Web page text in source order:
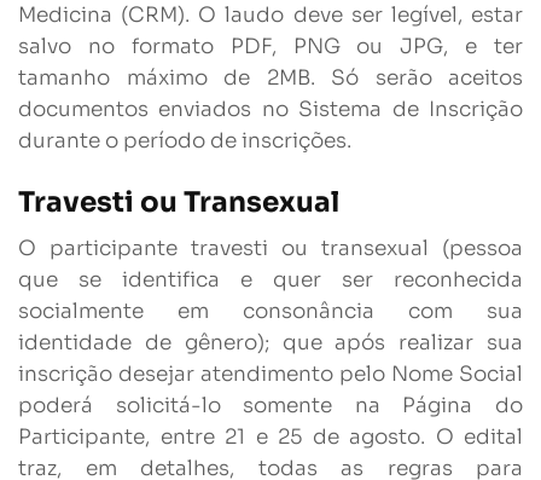
Medicina (CRM). O laudo deve ser legível, estar
salvo no formato PDF, PNG ou JPG, e ter
tamanho máximo de 2MB. Só serão aceitos
documentos enviados no Sistema de Inscrição
durante o período de inscrições.
Travesti ou Transexual
O participante travesti ou transexual (pessoa
que se identifica e quer ser reconhecida
socialmente em consonância com sua
identidade de gênero); que após realizar sua
inscrição desejar atendimento pelo Nome Social
poderá solicitá-lo somente na Página do
Participante, entre 21 e 25 de agosto. O edital
traz, em detalhes, todas as regras para